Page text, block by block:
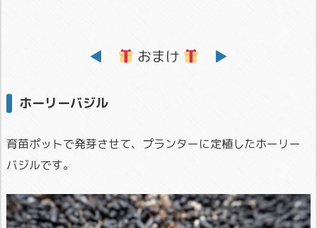
◀ おまけ ▶
ホーリーバジル
育苗ポットで発芽させて、プランターに定植したホーリー
バジルです。